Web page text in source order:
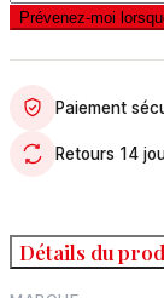
Prévenez-moi
Paiement
Retours 14
Détails du